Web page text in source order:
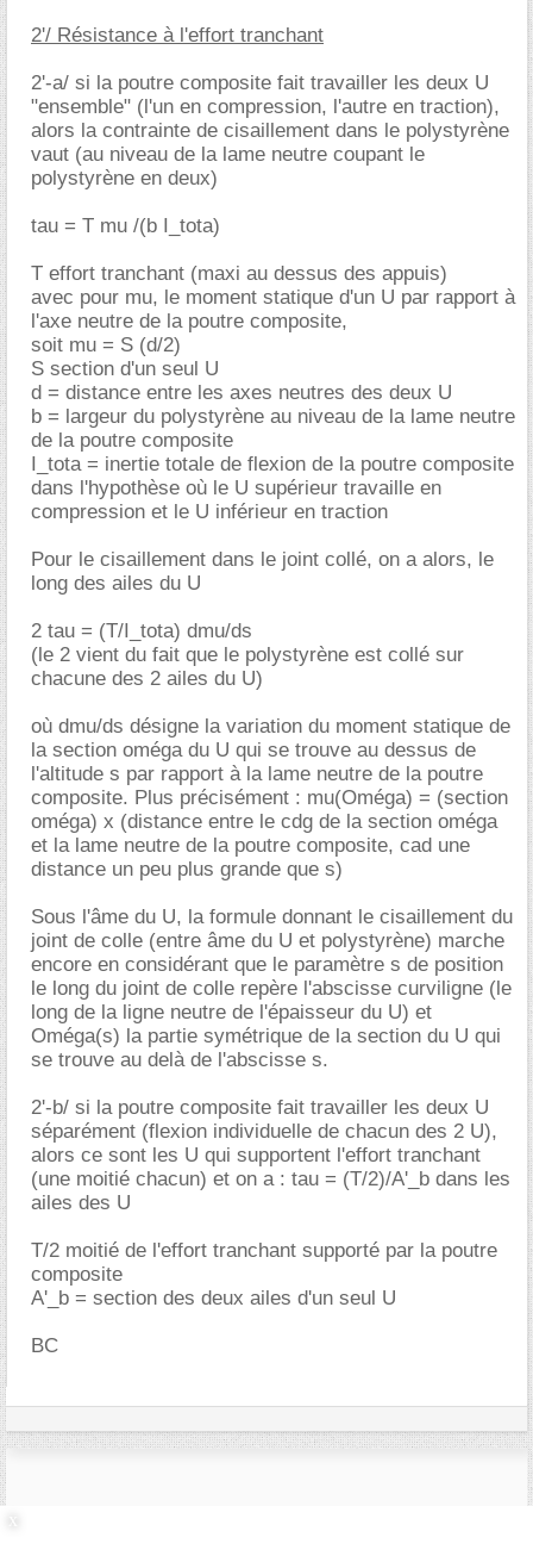
2'/ Résistance à l'effort tranchant
2'-a/ si la poutre composite fait travailler les deux U
"ensemble" (l'un en compression, l'autre en traction),
alors la contrainte de cisaillement dans le polystyrène
vaut (au niveau de la lame neutre coupant le
polystyrène en deux)
tau = T mu /(b I_tota)
T effort tranchant (maxi au dessus des appuis)
avec pour mu, le moment statique d'un U par rapport à
l'axe neutre de la poutre composite,
soit mu = S (d/2)
S section d'un seul U
d = distance entre les axes neutres des deux U
b = largeur du polystyrène au niveau de la lame neutre
de la poutre composite
I_tota = inertie totale de flexion de la poutre composite
dans l'hypothèse où le U supérieur travaille en
compression et le U inférieur en traction
Pour le cisaillement dans le joint collé, on a alors, le
long des ailes du U
2 tau = (T/I_tota) dmu/ds
(le 2 vient du fait que le polystyrène est collé sur
chacune des 2 ailes du U)
où dmu/ds désigne la variation du moment statique de
la section oméga du U qui se trouve au dessus de
l'altitude s par rapport à la lame neutre de la poutre
composite. Plus précisément : mu(Oméga) = (section
oméga) x (distance entre le cdg de la section oméga
et la lame neutre de la poutre composite, cad une
distance un peu plus grande que s)
Sous l'âme du U, la formule donnant le cisaillement du
joint de colle (entre âme du U et polystyrène) marche
encore en considérant que le paramètre s de position
le long du joint de colle repère l'abscisse curviligne (le
long de la ligne neutre de l'épaisseur du U) et
Oméga(s) la partie symétrique de la section du U qui
se trouve au delà de l'abscisse s.
2'-b/ si la poutre composite fait travailler les deux U
séparément (flexion individuelle de chacun des 2 U),
alors ce sont les U qui supportent l'effort tranchant
(une moitié chacun) et on a : tau = (T/2)/A'_b dans les
ailes des U
T/2 moitié de l'effort tranchant supporté par la poutre
composite
A'_b = section des deux ailes d'un seul U
BC